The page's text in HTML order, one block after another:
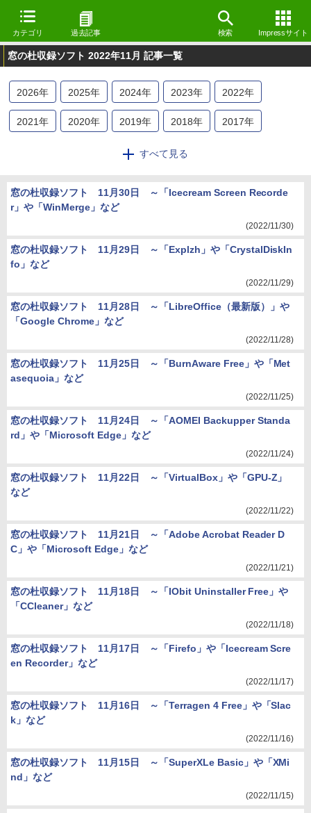
カテゴリ 過去記事 検索 Impressサイト
窓の杜収録ソフト 2022年11月 記事一覧
2026年 2025年 2024年 2023年 2022年
2021年 2020年 2019年 2018年 2017年
2014年 2013
すべて見る
窓の杜収録ソフト 11月30日 ～「Icecream Screen Recorde
r」や「WinMerge」など
(2022/11/30)
窓の杜収録ソフト 11月29日 ～「Explzh」や「CrystalDiskIn
fo」など
(2022/11/29)
窓の杜収録ソフト 11月28日 ～「LibreOffice（最新版）」や
「Google Chrome」など
(2022/11/28)
窓の杜収録ソフト 11月25日 ～「BurnAware Free」や「Met
asequoia」など
(2022/11/25)
窓の杜収録ソフト 11月24日 ～「AOMEI Backupper Standa
rd」や「Microsoft Edge」など
(2022/11/24)
窓の杜収録ソフト 11月22日 ～「VirtualBox」や「GPU-Z」
など
(2022/11/22)
窓の杜収録ソフト 11月21日 ～「Adobe Acrobat Reader D
C」や「Microsoft Edge」など
(2022/11/21)
窓の杜収録ソフト 11月18日 ～「IObit Uninstaller Free」や
「CCleaner」など
(2022/11/18)
窓の杜収録ソフト 11月17日 ～「Firefo」や「Icecream Scre
en Recorder」など
(2022/11/17)
窓の杜収録ソフト 11月16日 ～「Terragen 4 Free」や「Slac
k」など
(2022/11/16)
窓の杜収録ソフト 11月15日 ～「SuperXLe Basic」や「XMi
nd」など
(2022/11/15)